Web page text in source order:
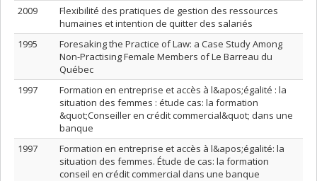
2009
Flexibilité des pratiques de gestion des ressources
humaines et intention de quitter des salariés
1995
Foresaking the Practice of Law: a Case Study Among
Non-Practising Female Members of Le Barreau du
Québec
1997
Formation en entreprise et accès à l&apos;égalité : la
situation des femmes : étude cas: la formation
&quot;Conseiller en crédit commercial&quot; dans une
banque
1997
Formation en entreprise et accès à l&apos;égalité: la
situation des femmes. Étude de cas: la formation
conseil en crédit commercial dans une banque